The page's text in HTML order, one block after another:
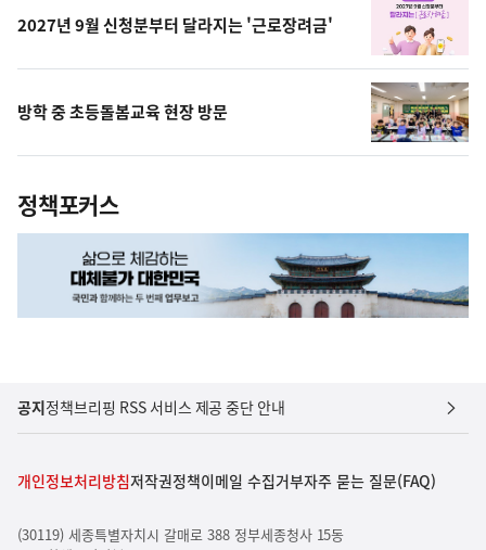
2027년 9월 신청분부터 달라지는 '근로장려금'
방학 중 초등돌봄교육 현장 방문
정책포커스
공지정책브리핑 RSS 서비스 제공 중단 안내
개인정보처리방침저작권정책이메일 수집거부자주 묻는 질문(FAQ)
(30119) 세종특별자치시 갈매로 388 정부세종청사 15동